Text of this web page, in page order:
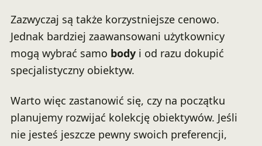
Zazwyczaj są także korzystniejsze cenowo.
Jednak bardziej zaawansowani użytkownicy
mogą wybrać samo bodyi od razu dokupić
specjalistyczny obiektyw.
Warto więc zastanowić się, czy na początku
planujemy rozwijać kolekcję obiektywów. Jeśli
nie jesteś jeszcze pewny swoich preferencji,